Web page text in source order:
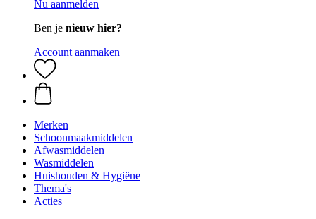
Nu aanmelden
Ben je nieuw hier?
Account aanmaken
Merken
Schoonmaakmiddelen
Afwasmiddelen
Wasmiddelen
Huishouden & Hygiëne
Thema's
Acties